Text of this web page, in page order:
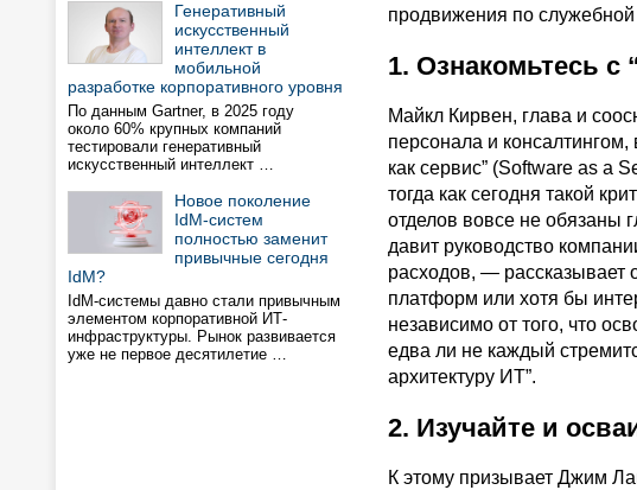
Генеративный
искусственный
интеллект в
мобильной
разработке корпоративного уровня
По данным Gartner, в 2025 году
около 60% крупных компаний
тестировали генеративный
искусственный интеллект …
Новое поколение
IdM-систем
полностью заменит
привычные сегодня
IdM?
IdM-системы давно стали привычным
элементом корпоративной ИТ-
инфраструктуры. Рынок развивается
уже не первое десятилетие …
продвижения по служебной
1. Ознакомьтесь с
Майкл Кирвен, глава и
персонала и консалтингом,
как сервис” (Software as a
тогда как сегодня такой
отделов вовсе не обязаны
давит руководство
расходов, — рассказывает
платформ или хотя бы
независимо от того, что
едва ли не каждый
архитектуру ИТ”.
2. Изучайте и
К этому призывает Джим